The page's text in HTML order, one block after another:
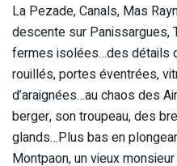
La Pezade, Canals, Mas
descente sur Panissargues,
fermes isolées…des détails
rouillés, portes éventrées,
d’araignées…au chaos des
berger, son troupeau, des
glands…Plus bas en
Montpaon, un vieux